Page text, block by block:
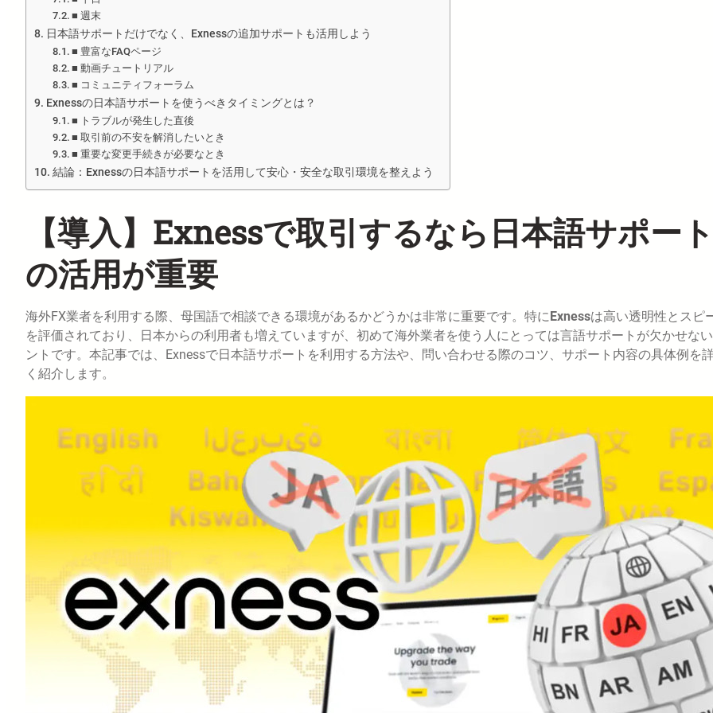
■ 週末
日本語サポートだけでなく、Exnessの追加サポートも活用しよう
■ 豊富なFAQページ
■ 動画チュートリアル
■ コミュニティフォーラム
Exnessの日本語サポートを使うべきタイミングとは？
■ トラブルが発生した直後
■ 取引前の不安を解消したいとき
■ 重要な変更手続きが必要なとき
結論：Exnessの日本語サポートを活用して安心・安全な取引環境を整えよう
【導入】Exnessで取引するなら日本語サポート
の活用が重要
海外FX業者を利用する際、母国語で相談できる環境があるかどうかは非常に重要です。特にExnessは高い透明性とスピ
を評価されており、日本からの利用者も増えていますが、初めて海外業者を使う人にとっては言語サポートが欠かせな
ントです。本記事では、Exnessで日本語サポートを利用する方法や、問い合わせる際のコツ、サポート内容の具体例を
く紹介します。